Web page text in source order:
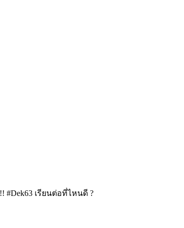
#Dek63 เรียนต่อที่ไหนดี ?